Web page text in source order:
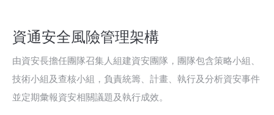
企業永續
菁英招募
資通安全風險管理架構
由資安長擔任團隊召集人組建資安團隊，團隊包含策略小組、
技術小組及查核小組，負責統籌、計畫、執行及分析資安事件
並定期彙報資安相關議題及執行成效。